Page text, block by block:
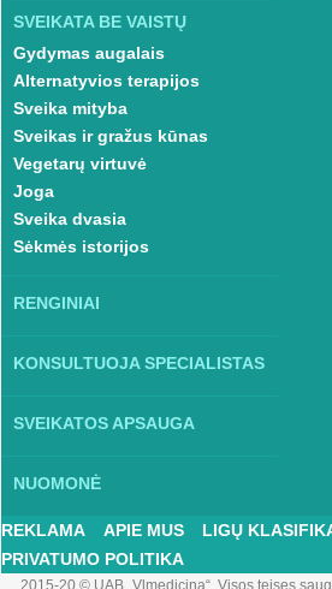
SVEIKATA BE VAISTŲ
Gydymas augalais
Alternatyvios terapijos
Sveika mityba
Sveikas ir gražus kūnas
Vegetarų virtuvė
Joga
Sveika dvasia
Sėkmės istorijos
RENGINIAI
KONSULTUOJA SPECIALISTAS
SVEIKATOS APSAUGA
NUOMONĖ
REKLAMA APIE MUS LIGŲ
PRIVATUMO POLITIKA
2015-20 © UAB „Vlmedicina“. Visos teises